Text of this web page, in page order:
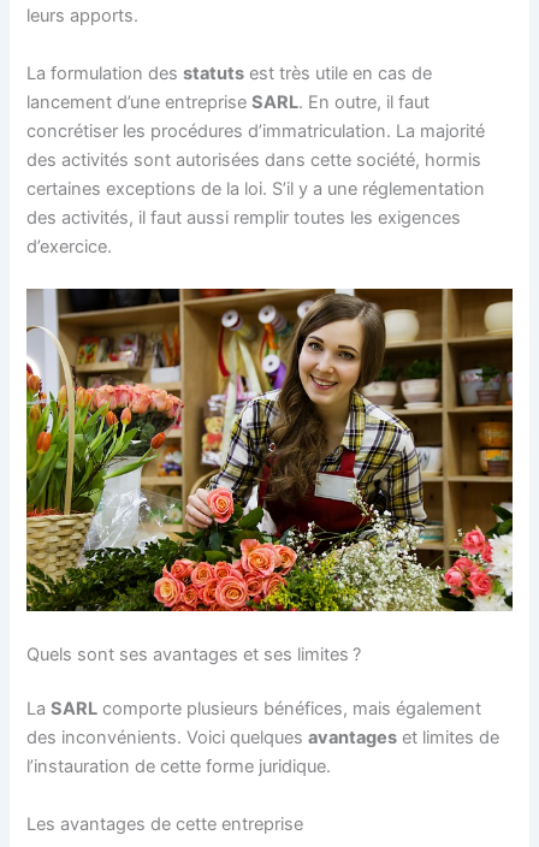
leurs apports.
La formulation desstatuts est très utile en cas de
lancement d’une entrepriseSARL. En outre, il faut
concrétiser les procédures d’immatriculation. La majorité
des activités sont autorisées dans cette société, hormis
certaines exceptions de la loi. S’il y a une réglementation
des activités, il faut aussi remplir toutes les exigences
d’exercice.
Quels sont ses avantages et ses limites ?
LaSARL comporte plusieurs bénéfices, mais également
des inconvénients. Voici quelquesavantages et limites de
l’instauration de cette forme juridique.
Les avantages de cette entreprise